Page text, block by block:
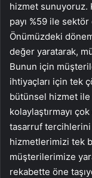
hizmet sunuyoruz.
payı %59 ile sektör
Önümüzdeki
değer yaratarak,
Bunun için
ihtiyaçları için tek
bütünsel hizmet ile
kolaylaştırmayı
tasarruf tercihlerini
hizmetlerimizi tek
müşterilerimize
rekabette öne